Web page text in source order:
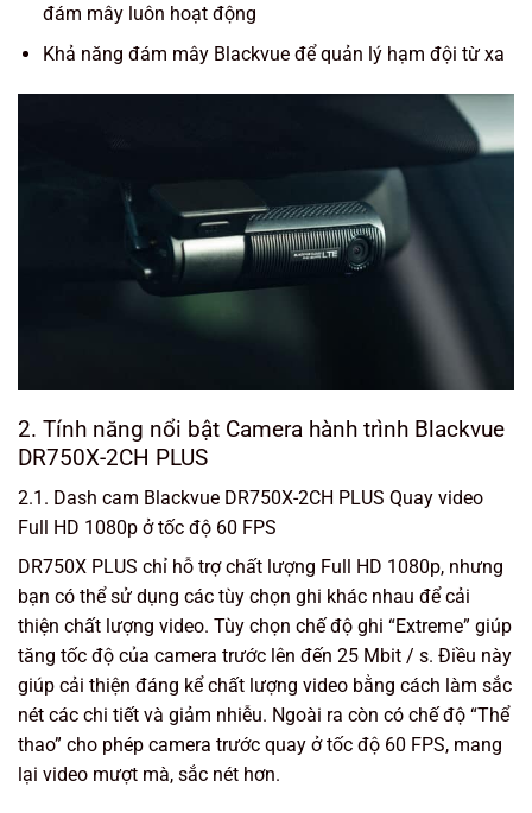
đám mây luôn hoạt động
Khả năng đám mây Blackvue để quản lý hạm đội từ xa
2. Tính năng nổi bật Camera hành trình Blackvue
DR750X-2CH PLUS
2.1. Dash cam Blackvue DR750X-2CH PLUS Quay video
Full HD 1080p ở tốc độ 60 FPS
DR750X PLUS chỉ hỗ trợ chất lượng Full HD 1080p, nhưng
bạn có thể sử dụng các tùy chọn ghi khác nhau để cải
thiện chất lượng video. Tùy chọn chế độ ghi “Extreme” giúp
tăng tốc độ của camera trước lên đến 25 Mbit / s. Điều này
giúp cải thiện đáng kể chất lượng video bằng cách làm sắc
nét các chi tiết và giảm nhiễu. Ngoài ra còn có chế độ “Thể
thao” cho phép camera trước quay ở tốc độ 60 FPS, mang
lại video mượt mà, sắc nét hơn.